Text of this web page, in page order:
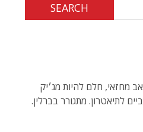
SEARCH
ולאב מחזאי, חלם להיות מג׳יק
לתיאטרון. מתגורר בברלין.